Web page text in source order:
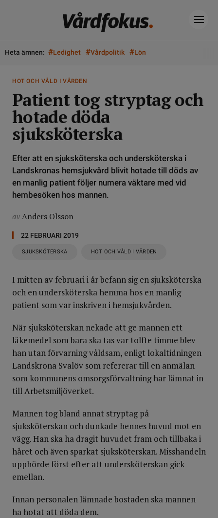
Heta ämnen: #Ledighet #Vårdpolitik #Lön
HOT OCH VÅLD I VÅRDEN
Patient tog stryptag och
hotade döda
sjuksköterska
Efter att en sjuksköterska och undersköterska i
Landskronas hemsjukvård blivit hotade till döds av
en manlig patient följer numera väktare med vid
hembesöken hos mannen.
avAnders Olsson
22 FEBRUARI 2019
SJUKSKÖTERSKA HOT OCH VÅLD I VÅRDEN
I mitten av februari i år befann sig en sjuksköterska
och en undersköterska hemma hos en manlig
patient som var inskriven i hemsjukvården.
När sjuksköterskan nekade att ge mannen ett
läkemedel som bara ska tas var tolfte timme blev
han utan förvarning våldsam, enligt lokaltidningen
Landskrona Svalöv som refererar till en anmälan
som kommunens omsorgsförvaltning har lämnat in
till Arbetsmiljöverket.
Mannen tog bland annat stryptag på
sjuksköterskan och dunkade hennes huvud mot en
vägg. Han ska ha dragit huvudet fram och tillbaka i
håret och även sparkat sjuksköterskan. Misshandeln
upphörde först efter att undersköterskan gick
emellan.
Innan personalen lämnade bostaden ska mannen
ha hotat att döda dem.